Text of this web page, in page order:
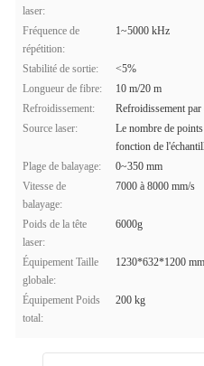
laser:
Fréquence de
répétition:
1~5000 kHz
Stabilité de sortie:
<5%
Longueur de fibre:
10 m/20 m
Refroidissement:
Refroidissement par
Source laser:
Le nombre de
fonction de
Plage de balayage:
0~350 mm
Vitesse de
balayage:
7000 à 8000 mm/s
Poids de la tête
laser:
6000g
Équipement Taille
globale:
1230*632*1200 mm
Équipement Poids
total:
200 kg